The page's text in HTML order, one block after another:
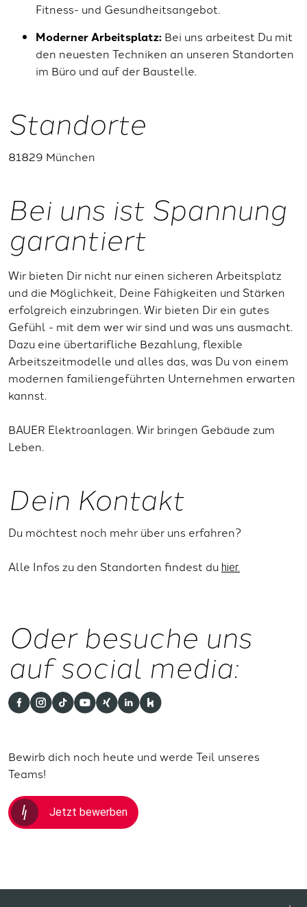
Fitness- und Gesundheitsangebot.
Moderner Arbeitsplatz: Bei uns arbeitest Du mit
den neuesten Techniken an unseren Standorten
im Büro und auf der Baustelle.
Standorte
81829 München
Bei uns ist Spannung
garantiert
Wir bieten Dir nicht nur einen sicheren Arbeitsplatz
und die Möglichkeit, Deine Fähigkeiten und Stärken
erfolgreich einzubringen. Wir bieten Dir ein gutes
Gefühl - mit dem wer wir sind und was uns ausmacht.
Dazu eine übertarifliche Bezahlung, flexible
Arbeitszeitmodelle und alles das, was Du von einem
modernen familiengeführten Unternehmen erwarten
kannst.
BAUER Elektroanlagen. Wir bringen Gebäude zum
Leben.
Dein Kontakt
Du möchtest noch mehr über uns erfahren?
Alle Infos zu den Standorten findest du hier.
Oder besuche uns
auf social media:
Bewirb dich noch heute und werde Teil unseres
Teams!
Jetzt bewerben